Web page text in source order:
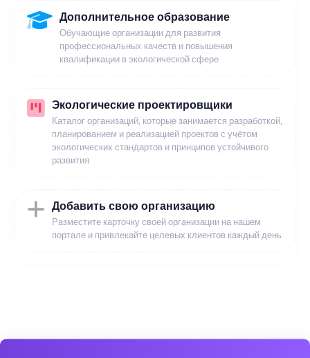
Дополнительное образование
Обучающие организации для развития
профессиональных качеств и повышения
квалификации в экологической сфере
Экологические проектировщики
Каталог организаций, которые занимается разработкой,
планированием и реализацией проектов с учётом
экологических стандартов и принципов устойчивого
развития
Добавить свою организацию
Разместите карточку своей организации на нашем
портале и привлекайте целевых клиентов каждый день